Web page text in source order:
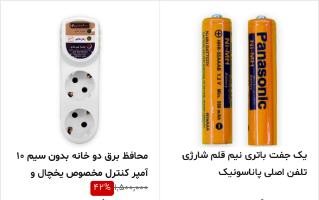
یک جفت باتری نیم قلم شارژی
تلفن اصلی پاناسونیک
محافظ برق دو خانه بدون سیم 10
آمپر کنترل مخصوص یخچال و
ساید
1,500,000
42%